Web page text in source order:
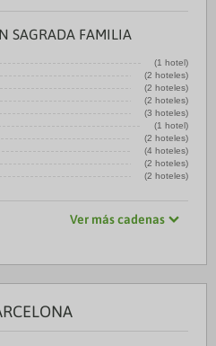
SAGRADA FAMILIA
(1 hotel)
(2 hoteles)
(2 hoteles)
(2 hoteles)
(3 hoteles)
(1 hotel)
(2 hoteles)
(4 hoteles)
(2 hoteles)
(2 hoteles)
Ver más cadenas